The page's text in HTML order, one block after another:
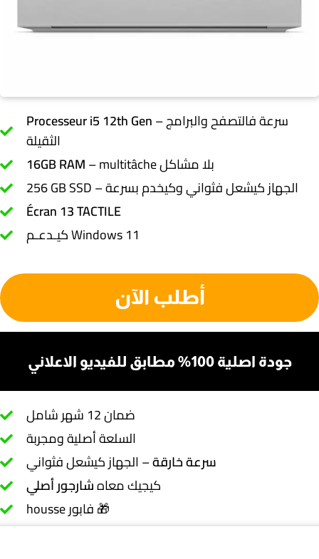
Processeur i5 12th Gen– سرعة فالتصفح والبرامج
الثقيلة
16GB RAM
– multitâche بلا مشاكل
256 GB SSD – الجهاز كيشعل فثواني وكيخدم بسرعة
Écran 13 TACTILE
كيـدعـم Windows 11
أطلب الآن
جودة اصلية 100% مطابق للفيديو الاعلاني
ضمان 12 شهر شامل
السلعة أصلية ومجربة
سرعة خارقة– الجهاز كيشعل فثواني
كيجيك معاهشارجور أصلي
housse فابور 🎁